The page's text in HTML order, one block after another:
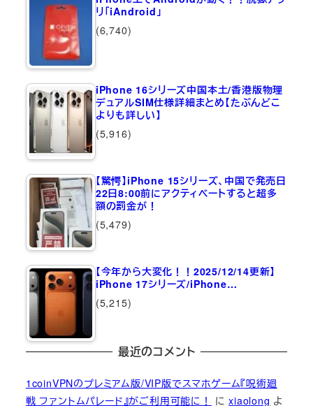
リ「iAndroid」
(6,740)
iPhone 16シリーズ中国本土/香港版物理
デュアルSIM仕様詳細まとめ【たぶんどこ
よりも詳しい】
(5,916)
【驚愕】iPhone 15シリーズ、中国で発売日
22日8:00前にアクティベートすると超多
額の罰金が！
(5,479)
【今年から大変化！！2025/12/14更新】
iPhone 17シリーズ/iPhone…
(5,215)
最近のコメント
1coinVPNのプレミアム版/VIP版でスマホゲーム『呪術廻
戦 ファントムパレード』がご利用可能に！
にxiaolong よ